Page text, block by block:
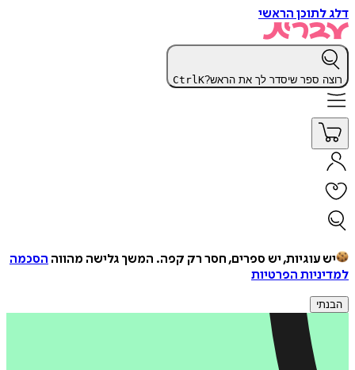
דלג לתוכן הראשי
רוצה ספר שיסדר לך את הראש? CtrlK
יש עוגיות, יש ספרים, חסר רק קפה. המשך גלישה מהווה הסכמה
למדיניות הפרטיות
הבנתי